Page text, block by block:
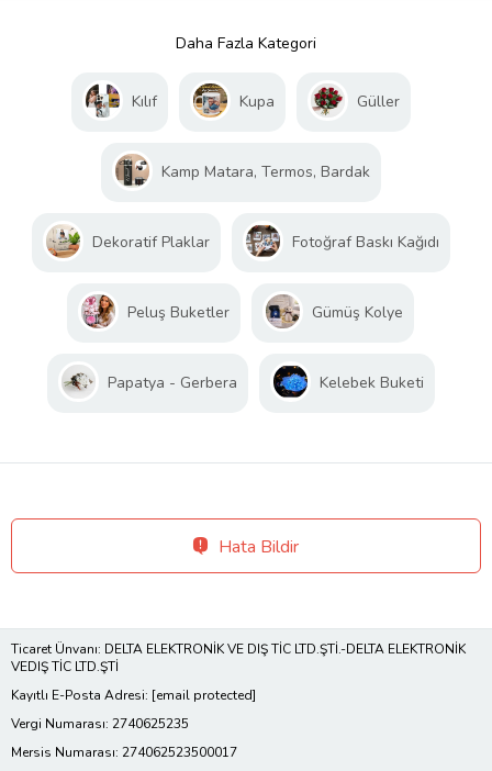
Daha Fazla Kategori
Kılıf Kupa Güller
Kamp Matara, Termos, Bardak
Dekoratif Plaklar Fotoğraf Baskı Kağıdı
Peluş Buketler Gümüş Kolye
Papatya - Gerbera Kelebek Buketi
Hata Bildir
Ticaret Ünvanı: DELTA ELEKTRONİK VE DIŞ TİC LTD.ŞTİ.-DELTA ELEKTRONİK
VEDIŞ TİC LTD.ŞTİ
Kayıtlı E-Posta Adresi: [email protected]
Vergi Numarası: 2740625235
Mersis Numarası: 274062523500017